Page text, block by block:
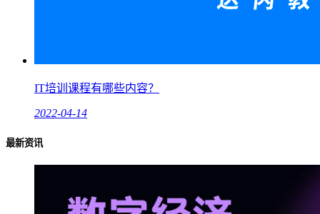
IT培训课程有哪些内容？
2022-04-14
最新资讯